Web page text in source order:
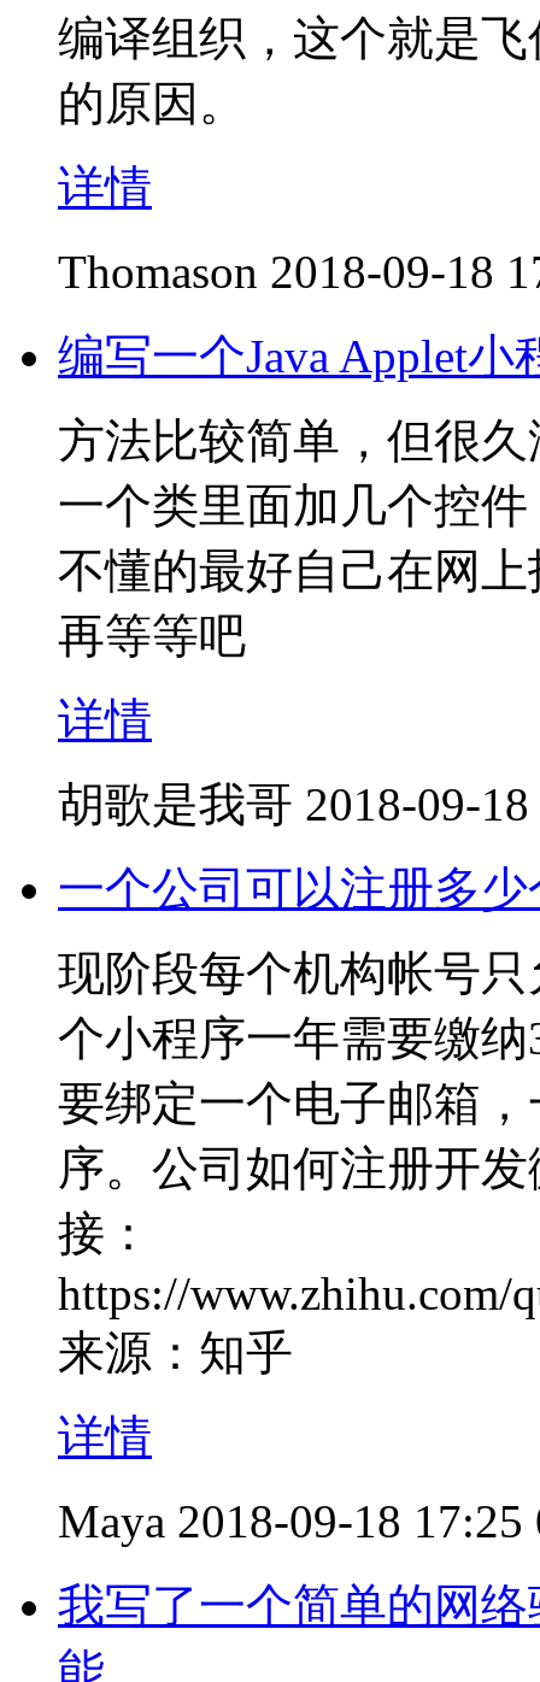
编译组织，这个就是
的原因。
详情
Thomason 2018-09-18
编写一个Java Applet
方法比较简单，但很
一个类里面加几个控
不懂的最好自己在网
再等等吧
详情
胡歌是我哥 2018-09-
一个公司可以注册多
现阶段每个机构帐号
个小程序一年需要缴
要绑定一个电子邮箱
序。公司如何注册开
接：
https://www.zhihu.com/
来源：知乎
详情
Maya 2018-09-18 17:25
我写了一个简单的网
能